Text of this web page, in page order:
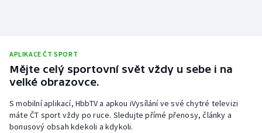
APLIKACE ČT SPORT
Mějte celý sportovní svět vždy u sebe i na
velké obrazovce.
S mobilní aplikací, HbbTV a apkou iVysílání ve své chytré televizi
máte ČT sport vždy po ruce. Sledujte přímé přenosy, články a
bonusový obsah kdekoli a kdykoli.